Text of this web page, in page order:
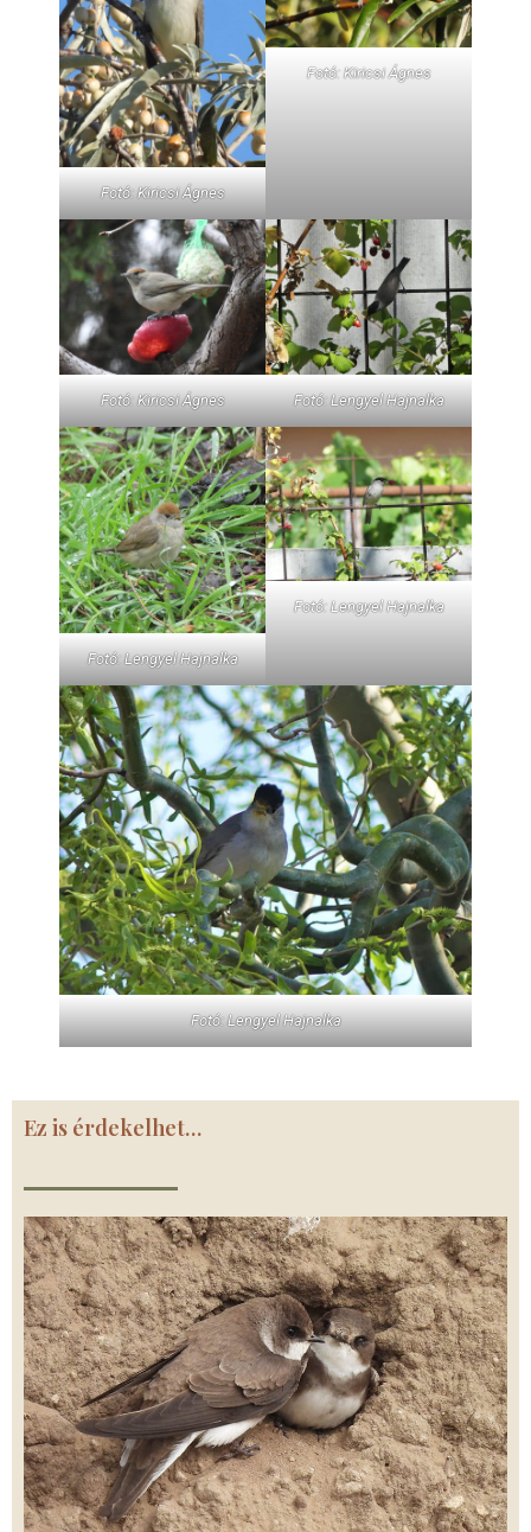
Fotó: Kiricsi Ágnes
Fotó: Kiricsi Ágnes
Fotó: Kiricsi Ágnes Fotó: Lengyel Hajnalka
Fotó: Lengyel Hajnalka
Fotó: Lengyel Hajnalka
Fotó: Lengyel Hajnalka
Ez is érdekelhet…